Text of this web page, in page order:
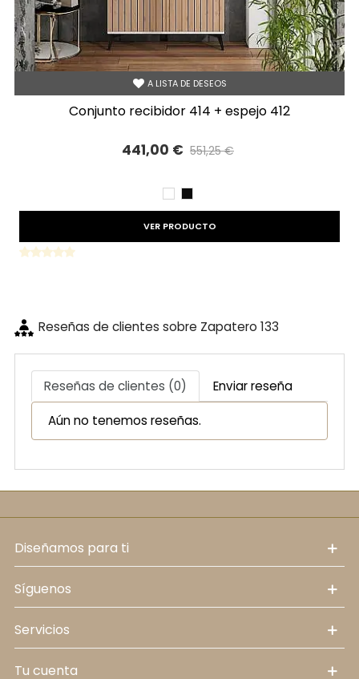
A LISTA DE DESEOS
conjunto recibidor 414 + espejo 412
441,00 € 551,25 €
BLANCO
NEGRO
VER PRODUCTO
Reseñas de clientes sobre Zapatero 133
Reseñas de clientes (0) Enviar reseña
Aún no tenemos reseñas.
diseñamos para ti
síguenos
servicios
tu cuenta